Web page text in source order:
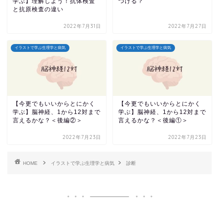
と抗原検査の違い
2022年7月31日 2022年7月27日
イラストで学ぶ生理学と病気
【今更でもいいからとにかく
学ぶ】脳神経、1から12対まで
言えるかな？＜後編②＞
2022年7月23日
イラストで学ぶ生理学と病気
【今更でもいいからとにかく
学ぶ】脳神経、1から12対まで
言えるかな？＜後編①＞
2022年7月23日
HOME イラストで学ぶ生理学と病気 診断